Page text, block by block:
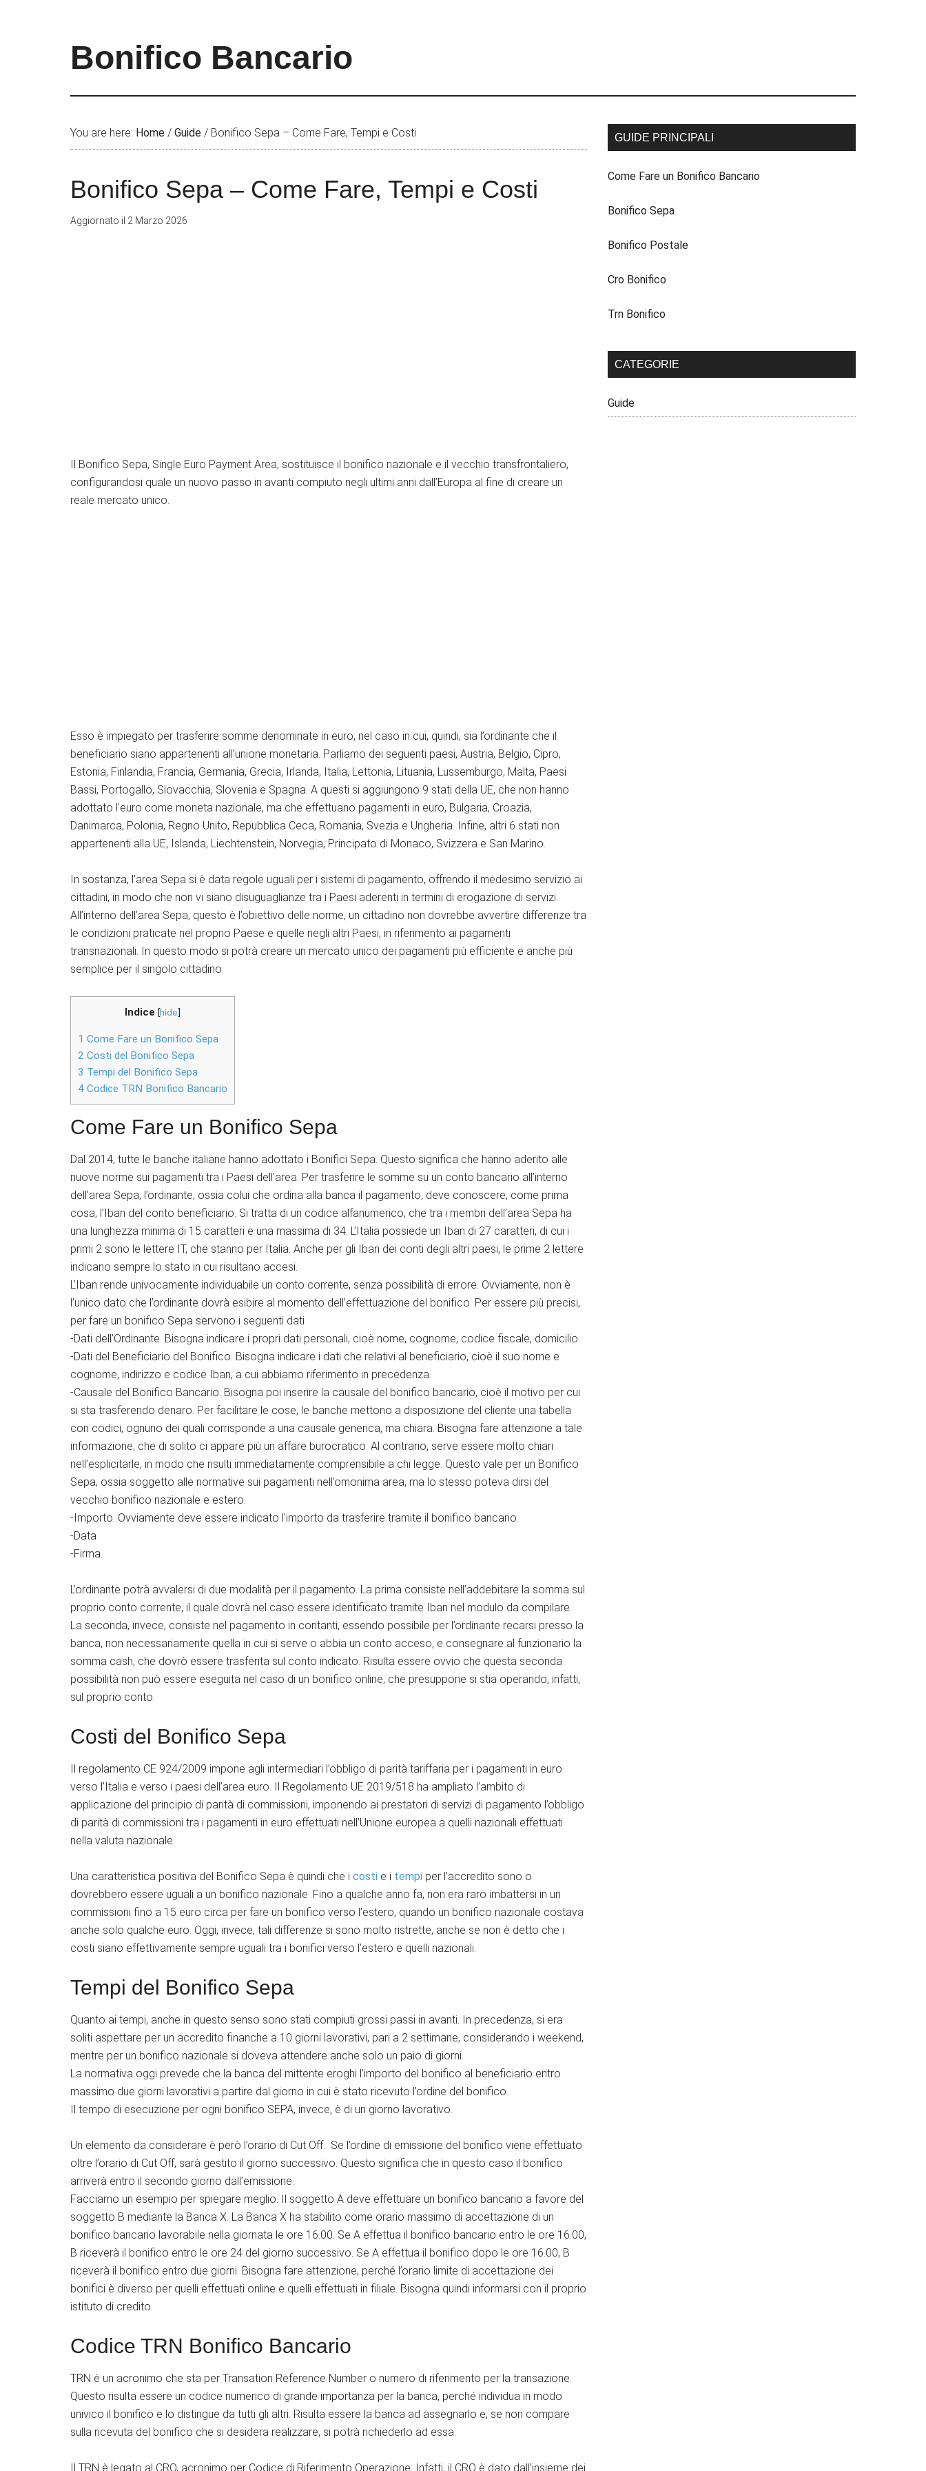
Bonifico Bancario
You are here: Home / Guide / Bonifico Sepa – Come Fare, Tempi e Costi
Bonifico Sepa – Come Fare, Tempi e Costi
Aggiornato il 2 Marzo 2026
Il Bonifico Sepa, Single Euro Payment Area, sostituisce il bonifico nazionale e il vecchio transfrontaliero,
configurandosi quale un nuovo passo in avanti compiuto negli ultimi anni dall’Europa al fine di creare un
reale mercato unico.
Esso è impiegato per trasferire somme denominate in euro, nel caso in cui, quindi, sia l’ordinante che il
beneficiario siano appartenenti all’unione monetaria. Parliamo dei seguenti paesi, Austria, Belgio, Cipro,
Estonia, Finlandia, Francia, Germania, Grecia, Irlanda, Italia, Lettonia, Lituania, Lussemburgo, Malta, Paesi
Bassi, Portogallo, Slovacchia, Slovenia e Spagna. A questi si aggiungono 9 stati della UE, che non hanno
adottato l’euro come moneta nazionale, ma che effettuano pagamenti in euro, Bulgaria, Croazia,
Danimarca, Polonia, Regno Unito, Repubblica Ceca, Romania, Svezia e Ungheria. Infine, altri 6 stati non
appartenenti alla UE, Islanda, Liechtenstein, Norvegia, Principato di Monaco, Svizzera e San Marino.
In sostanza, l’area Sepa si è data regole uguali per i sistemi di pagamento, offrendo il medesimo servizio ai
cittadini, in modo che non vi siano disuguaglianze tra i Paesi aderenti in termini di erogazione di servizi.
All’interno dell’area Sepa, questo è l’obiettivo delle norme, un cittadino non dovrebbe avvertire differenze tra
le condizioni praticate nel proprio Paese e quelle negli altri Paesi, in riferimento ai pagamenti
transnazionali. In questo modo si potrà creare un mercato unico dei pagamenti più efficiente e anche più
semplice per il singolo cittadino.
Indice [hide]
1 Come Fare un Bonifico Sepa
2 Costi del Bonifico Sepa
3 Tempi del Bonifico Sepa
4 Codice TRN Bonifico Bancario
Come Fare un Bonifico Sepa
Dal 2014, tutte le banche italiane hanno adottato i Bonifici Sepa. Questo significa che hanno aderito alle
nuove norme sui pagamenti tra i Paesi dell’area. Per trasferire le somme su un conto bancario all’interno
dell’area Sepa, l’ordinante, ossia colui che ordina alla banca il pagamento, deve conoscere, come prima
cosa, l’Iban del conto beneficiario. Si tratta di un codice alfanumerico, che tra i membri dell’area Sepa ha
una lunghezza minima di 15 caratteri e una massima di 34. L’Italia possiede un Iban di 27 caratteri, di cui i
primi 2 sono le lettere IT, che stanno per Italia. Anche per gli Iban dei conti degli altri paesi, le prime 2 lettere
indicano sempre lo stato in cui risultano accesi.
L’Iban rende univocamente individuabile un conto corrente, senza possibilità di errore. Ovviamente, non è
l’unico dato che l’ordinante dovrà esibire al momento dell’effettuazione del bonifico. Per essere più precisi,
per fare un bonifico Sepa servono i seguenti dati
-Dati dell’Ordinante. Bisogna indicare i propri dati personali, cioè nome, cognome, codice fiscale, domicilio.
-Dati del Beneficiario del Bonifico. Bisogna indicare i dati che relativi al beneficiario, cioè il suo nome e
cognome, indirizzo e codice Iban, a cui abbiamo riferimento in precedenza.
-Causale del Bonifico Bancario. Bisogna poi inserire la causale del bonifico bancario, cioè il motivo per cui
si sta trasferendo denaro. Per facilitare le cose, le banche mettono a disposizione del cliente una tabella
con codici, ognuno dei quali corrisponde a una causale generica, ma chiara. Bisogna fare attenzione a tale
informazione, che di solito ci appare più un affare burocratico. Al contrario, serve essere molto chiari
nell’esplicitarle, in modo che risulti immediatamente comprensibile a chi legge. Questo vale per un Bonifico
Sepa, ossia soggetto alle normative sui pagamenti nell’omonima area, ma lo stesso poteva dirsi del
vecchio bonifico nazionale e estero.
-Importo. Ovviamente deve essere indicato l’importo da trasferire tramite il bonifico bancario.
-Data
-Firma.
L’ordinante potrà avvalersi di due modalità per il pagamento. La prima consiste nell’addebitare la somma sul
proprio conto corrente, il quale dovrà nel caso essere identificato tramite Iban nel modulo da compilare.
La seconda, invece, consiste nel pagamento in contanti, essendo possibile per l’ordinante recarsi presso la
banca, non necessariamente quella in cui si serve o abbia un conto acceso, e consegnare al funzionario la
somma cash, che dovrò essere trasferita sul conto indicato. Risulta essere ovvio che questa seconda
possibilità non può essere eseguita nel caso di un bonifico online, che presuppone si stia operando, infatti,
sul proprio conto.
Costi del Bonifico Sepa
Il regolamento CE 924/2009 impone agli intermediari l’obbligo di parità tariffaria per i pagamenti in euro
verso l’Italia e verso i paesi dell’area euro. Il Regolamento UE 2019/518 ha ampliato l’ambito di
applicazione del principio di parità di commissioni, imponendo ai prestatori di servizi di pagamento l’obbligo
di parità di commissioni tra i pagamenti in euro effettuati nell’Unione europea a quelli nazionali effettuati
nella valuta nazionale.
Una caratteristica positiva del Bonifico Sepa è quindi che i costi e i tempi per l’accredito sono o
dovrebbero essere uguali a un bonifico nazionale. Fino a qualche anno fa, non era raro imbattersi in un
commissioni fino a 15 euro circa per fare un bonifico verso l’estero, quando un bonifico nazionale costava
anche solo qualche euro. Oggi, invece, tali differenze si sono molto ristrette, anche se non è detto che i
costi siano effettivamente sempre uguali tra i bonifici verso l’estero e quelli nazionali.
Tempi del Bonifico Sepa
Quanto ai tempi, anche in questo senso sono stati compiuti grossi passi in avanti. In precedenza, si era
soliti aspettare per un accredito finanche a 10 giorni lavorativi, pari a 2 settimane, considerando i weekend,
mentre per un bonifico nazionale si doveva attendere anche solo un paio di giorni.
La normativa oggi prevede che la banca del mittente eroghi l’importo del bonifico al beneficiario entro
massimo due giorni lavorativi a partire dal giorno in cui è stato ricevuto l’ordine del bonifico.
Il tempo di esecuzione per ogni bonifico SEPA, invece, è di un giorno lavorativo.
Un elemento da considerare è però l’orario di Cut Off. Se l’ordine di emissione del bonifico viene effettuato
oltre l’orario di Cut Off, sarà gestito il giorno successivo. Questo significa che in questo caso il bonifico
arriverà entro il secondo giorno dall’emissione.
Facciamo un esempio per spiegare meglio. Il soggetto A deve effettuare un bonifico bancario a favore del
soggetto B mediante la Banca X. La Banca X ha stabilito come orario massimo di accettazione di un
bonifico bancario lavorabile nella giornata le ore 16.00. Se A effettua il bonifico bancario entro le ore 16.00,
B riceverà il bonifico entro le ore 24 del giorno successivo. Se A effettua il bonifico dopo le ore 16.00, B
riceverà il bonifico entro due giorni. Bisogna fare attenzione, perché l’orario limite di accettazione dei
bonifici è diverso per quelli effettuati online e quelli effettuati in filiale. Bisogna quindi informarsi con il proprio
istituto di credito.
Codice TRN Bonifico Bancario
TRN è un acronimo che sta per Transation Reference Number o numero di riferimento per la transazione.
Questo risulta essere un codice numerico di grande importanza per la banca, perché individua in modo
univico il bonifico e lo distingue da tutti gli altri. Risulta essere la banca ad assegnarlo e, se non compare
sulla ricevuta del bonifico che si desidera realizzare, si potrà richiederlo ad essa.
Il TRN è legato al CRO, acronimo per Codice di Riferimento Operazione. Infatti, il CRO è dato dall’insieme dei
GUIDE PRINCIPALI
Come Fare un Bonifico Bancario
Bonifico Sepa
Bonifico Postale
Cro Bonifico
Trn Bonifico
CATEGORIE
Guide